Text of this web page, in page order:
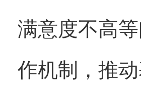
满意度不高
作机制，推